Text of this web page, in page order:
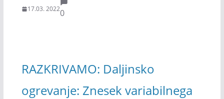
17.03. 20220
RAZKRIVAMO: Daljinsko
ogrevanje: Znesek variabilnega